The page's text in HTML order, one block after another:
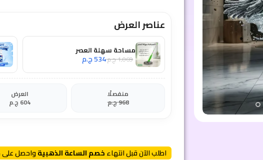
عناصر العرض
مساحة سهلة العصر
1,069ج.م534ج.م
منفصلًا
968ج.م
العرض
604ج.م
اطلب الآن قبل انتهاءخصم الساعة الذهبيةواحصل على